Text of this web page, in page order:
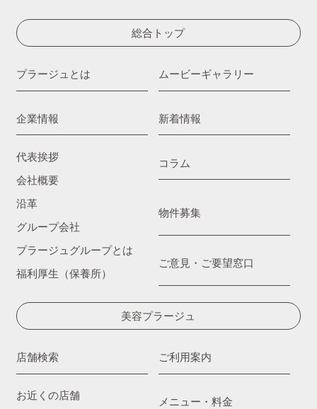
総合トップ
プラージュとは
企業情報
代表挨拶
会社概要
沿革
グループ会社
プラージュグループとは
福利厚生（保養所）
ムービーギャラリー
新着情報
コラム
物件募集
ご意見・ご要望窓口
美容プラージュ
店舗検索
お近くの店舗
ご利用案内
メニュー・料金